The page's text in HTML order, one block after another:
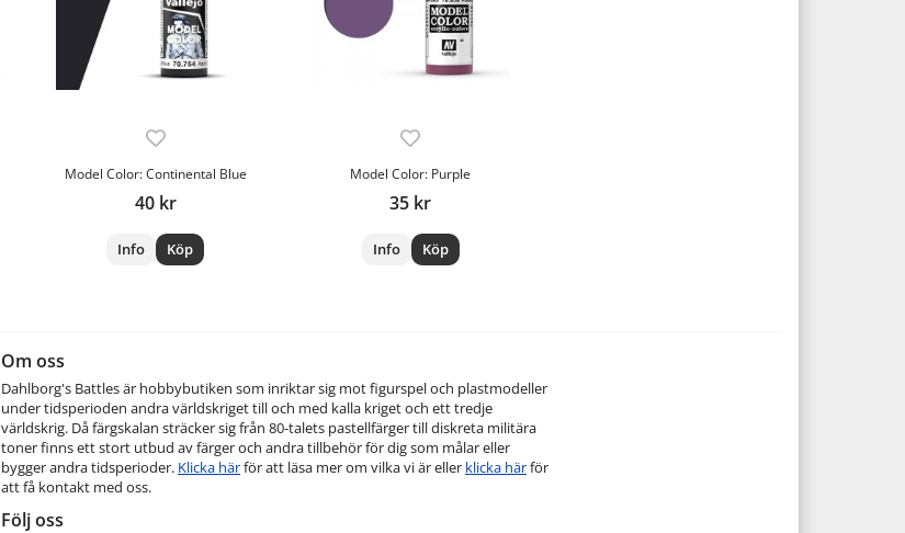
Model Color: Continental Blue
40 kr
Info Köp
Model Color: Purple
35 kr
Info Köp
Om oss
Dahlborg's Battles är hobbybutiken som inriktar sig mot figurspel och plastmodeller
under tidsperioden andra världskriget till och med kalla kriget och ett tredje
världskrig. Då färgskalan sträcker sig från 80-talets pastellfärger till diskreta militära
toner finns ett stort utbud av färger och andra tillbehör för dig som målar eller
bygger andra tidsperioder. Klicka härför att läsa mer om vilka vi är eller klicka härför
att få kontakt med oss.
Följ oss